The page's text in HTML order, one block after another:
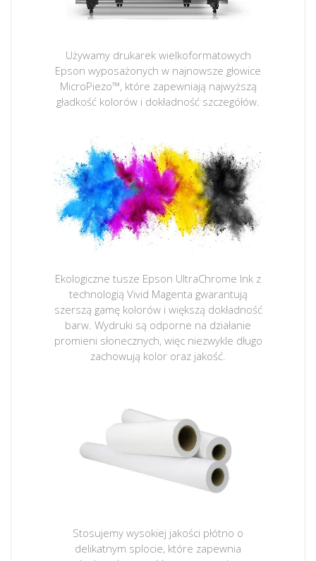
Używamy drukarek wielkoformatowych
Epson wyposażonych w najnowsze głowice
MicroPiezo™, które zapewniają najwyższą
gładkość kolorów i dokładność szczegółów.
Ekologiczne tusze Epson UltraChrome Ink z
technologią Vivid Magenta gwarantują
szerszą gamę kolorów i większą dokładność
barw. Wydruki są odporne na działanie
promieni słonecznych, więc niezwykle długo
zachowują kolor oraz jakość.
Stosujemy wysokiej jakości płótno o
delikatnym splocie, które zapewnia